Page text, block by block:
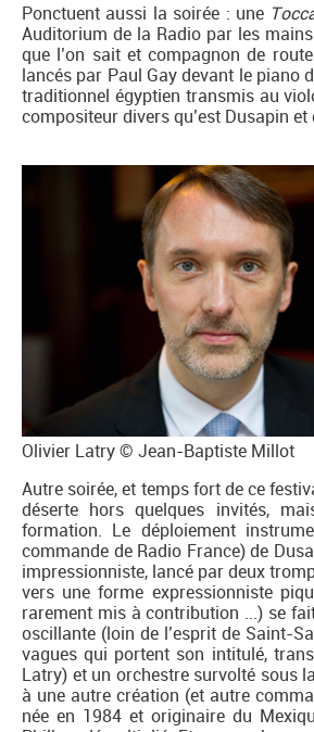
Ponctuent aussi la soirée : une
Auditorium de la Radio par les
que l’on sait et compagnon de
lancés par Paul Gay devant le piano
traditionnel égyptien transmis au
compositeur divers qu’est Dusapin
Olivier Latry © Jean-Baptiste Millot
Autre soirée, et temps fort de ce
déserte hors quelques invités,
formation. Le déploiement
commande de Radio France) de
impressionniste, lancé par deux
vers une forme expressionniste
rarement mis à contribution ...) se
oscillante (loin de l’esprit de Saint-
vagues qui portent son intitulé,
Latry) et un orchestre survolté sous
à une autre création (et autre
née en 1984 et originaire du